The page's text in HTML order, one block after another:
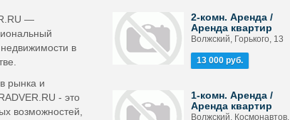
—
в
рынка и
- это
возможностей,
2-комн. Аренда /
Аренда квартир
Волжский, Горького, 13
13 000 руб.
1-комн. Аренда /
Аренда квартир
Волжский, Космонавтов,